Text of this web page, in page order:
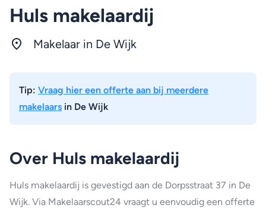
Huls makelaardij
Makelaar in De Wijk
Tip: Vraag hier een offerte aan bij meerdere
makelaars in De Wijk
Over Huls makelaardij
Huls makelaardij is gevestigd aan de Dorpsstraat 37 in De
Wijk. Via Makelaarscout24 vraagt u eenvoudig een offerte